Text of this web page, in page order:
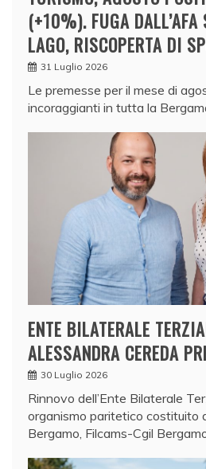
(+10%). FUGA
LAGO, RISCOPERTA DI
31 Luglio 2026
Le premesse per il mese di
incoraggianti in tutta la
ENTE BILATERALE
ALESSANDRA CEREDA
30 Luglio 2026
Rinnovo dell’Ente Bilaterale
organismo paritetico costituito
Bergamo, Filcams-Cgil